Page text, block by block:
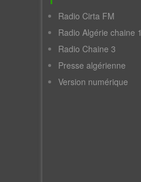
Radio Cirta FM
Radio Algérie chaine 1
Radio Chaine 3
Presse algérienne
Version numérique